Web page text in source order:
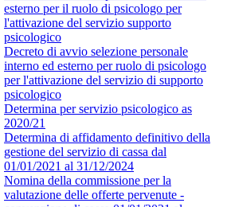
esterno per il ruolo di psicologo per
l'attivazione del servizio supporto
psicologico
Decreto di avvio selezione personale
interno ed esterno per ruolo di psicologo
per l'attivazione del servizio di supporto
psicologico
Determina per servizio psicologico as
2020/21
Determina di affidamento definitivo della
gestione del servizio di cassa dal
01/01/2021 al 31/12/2024
Nomina della commissione per la
valutazione delle offerte pervenute -